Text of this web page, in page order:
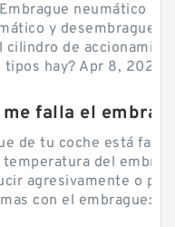
neumático
y desembrague
cilindro de
hay? Apr 8, 2020
de tu coche está
del
agresivamente o
con el embrague: